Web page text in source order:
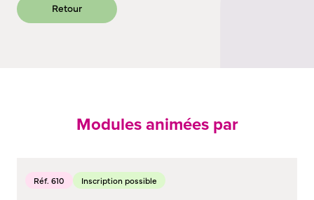
Retour
Modules animées par
Réf. 610 Inscription possible